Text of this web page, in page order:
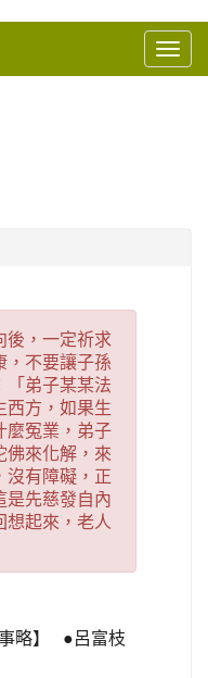
後，一定祈求
，不要讓子孫
「弟子某某法
西方，如果生
麼冤業，弟子
佛來化解，來
沒有障礙，正
是先慈發自內
想起來，老人
事略】 ●呂富枝